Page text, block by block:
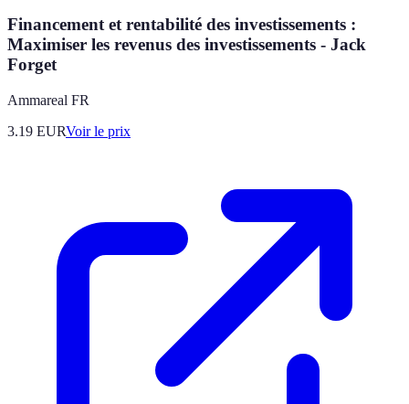
Financement et rentabilité des investissements :
Maximiser les revenus des investissements - Jack
Forget
Ammareal FR
3.19 EURVoir le prix